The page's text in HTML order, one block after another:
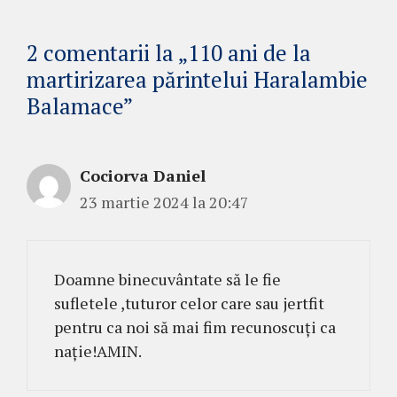
2 comentarii la „110 ani de la
martirizarea părintelui Haralambie
Balamace”
Cociorva Daniel
23 martie 2024 la 20:47
Doamne binecuvântate să le fie
sufletele ,tuturor celor care sau jertfit
pentru ca noi să mai fim recunoscuți ca
nație!AMIN.